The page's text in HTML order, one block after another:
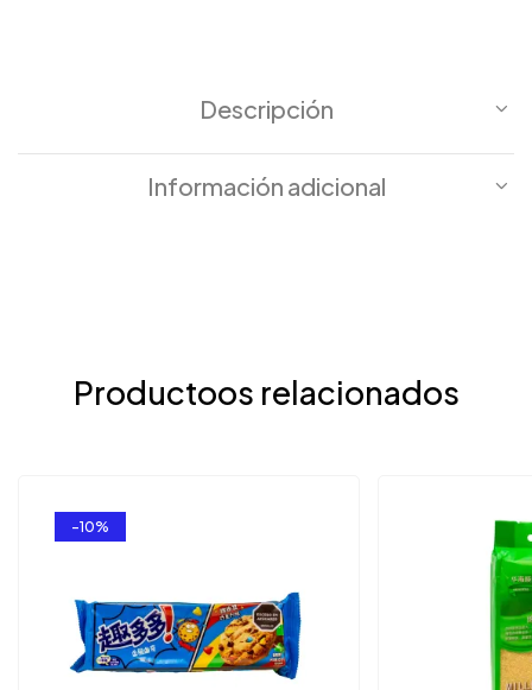
Descripción
Información adicional
Productoos relacionados
-10%